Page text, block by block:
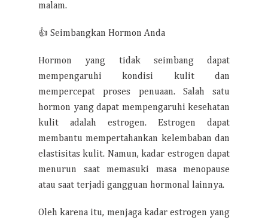
malam.
👍 Seimbangkan Hormon Anda
Hormon yang tidak seimbang dapat
mempengaruhi kondisi kulit dan
mempercepat proses penuaan. Salah satu
hormon yang dapat mempengaruhi kesehatan
kulit adalah estrogen. Estrogen dapat
membantu mempertahankan kelembaban dan
elastisitas kulit. Namun, kadar estrogen dapat
menurun saat memasuki masa menopause
atau saat terjadi gangguan hormonal lainnya.
Oleh karena itu, menjaga kadar estrogen yang